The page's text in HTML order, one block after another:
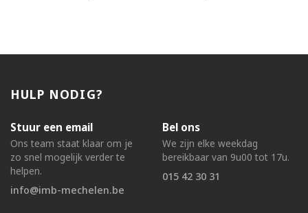
HULP NODIG?
Stuur een email
Ons team staat klaar om je
zo snel mogelijk verder te
helpen.
info@imb-mechelen.be
Bel ons
We zijn elke weekdag
bereikbaar van 9u00 tot 17u.
015 42 30 31